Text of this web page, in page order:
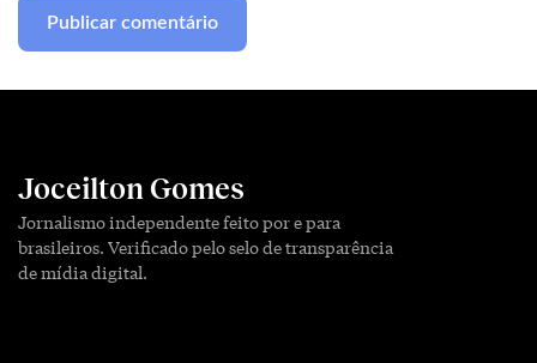
Joceilton Gomes
Jornalismo independente feito por e para
brasileiros. Verificado pelo selo de transparência
de mídia digital.